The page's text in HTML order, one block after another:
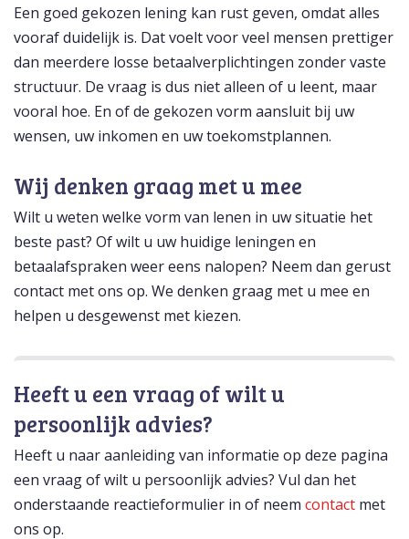
Een goed gekozen lening kan rust geven, omdat alles
vooraf duidelijk is. Dat voelt voor veel mensen prettiger
dan meerdere losse betaalverplichtingen zonder vaste
structuur. De vraag is dus niet alleen of u leent, maar
vooral hoe. En of de gekozen vorm aansluit bij uw
wensen, uw inkomen en uw toekomstplannen.
Wij denken graag met u mee
Wilt u weten welke vorm van lenen in uw situatie het
beste past? Of wilt u uw huidige leningen en
betaalafspraken weer eens nalopen? Neem dan gerust
contact met ons op. We denken graag met u mee en
helpen u desgewenst met kiezen.
Heeft u een vraag of wilt u
persoonlijk advies?
Heeft u naar aanleiding van informatie op deze pagina
een vraag of wilt u persoonlijk advies? Vul dan het
onderstaande reactieformulier in of neem contact met
ons op.